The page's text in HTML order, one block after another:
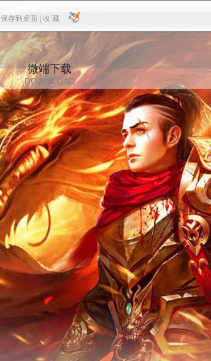
保存到桌面 |
保存到桌面 收 藏
收 藏
微端下载
DOWNLOAD